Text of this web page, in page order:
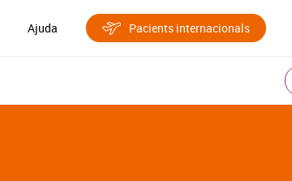
Ajuda Pacients internacionals